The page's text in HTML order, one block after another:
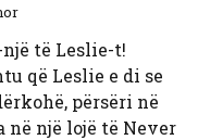
të Leslie-t!
që Leslie e di se
përsëri në
në një lojë të Never